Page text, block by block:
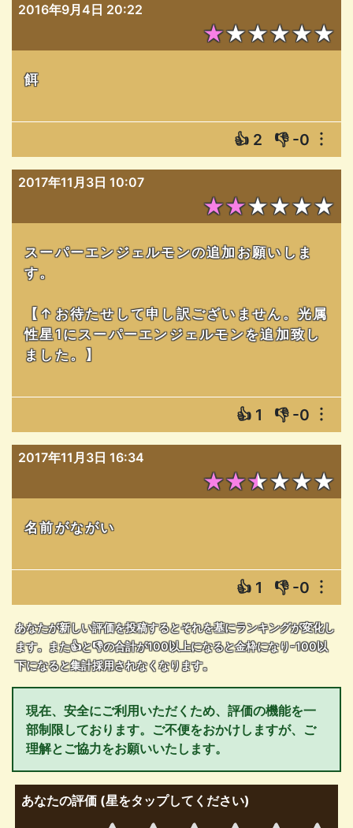
2016年9月4日 20:22
★★★★★★
餌
👍 2 👎 -0 ︙
2017年11月3日 10:07
★★★★★★
スーパーエンジェルモンの追加お願いしま
す。
【↑お待たせして申し訳ございません。光属
性星1にスーパーエンジェルモンを追加致し
ました。】
👍 1 👎 -0 ︙
2017年11月3日 16:34
★★★★★★
名前がながい
👍 1 👎 -0 ︙
あなたが新しい評価を投稿するとそれを基にランキングが変化し
ます。また👍と👎の合計が100以上になると金枠になり-100以
下になると集計採用されなくなります。
現在、安全にご利用いただくため、評価の機能を一
部制限しております。ご不便をおかけしますが、ご
理解とご協力をお願いいたします。
あなたの評価 (星をタップしてください)